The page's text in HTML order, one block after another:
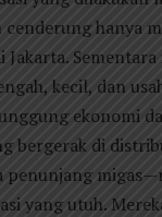
cenderung hanya
Jakarta.
kecil, dan
ekonomi
bergerak di
penunjang
yang utuh.